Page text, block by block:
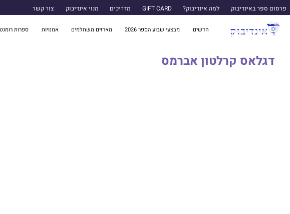
פרסום ספר באינדיבוק למה אינדיבוק? GIFT CARD מדריכים מנוי אינדיבוק צור קשר
חדשים מבצעי שבוע הספר 2026 מארזים משתלמים אמנויות ספרות
דגלאס קרלטון אברמס